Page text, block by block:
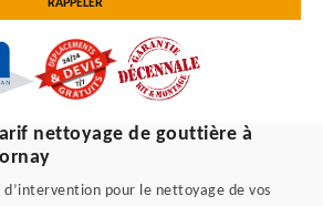
nettoyage de gouttière à
d’intervention pour le nettoyage de vos